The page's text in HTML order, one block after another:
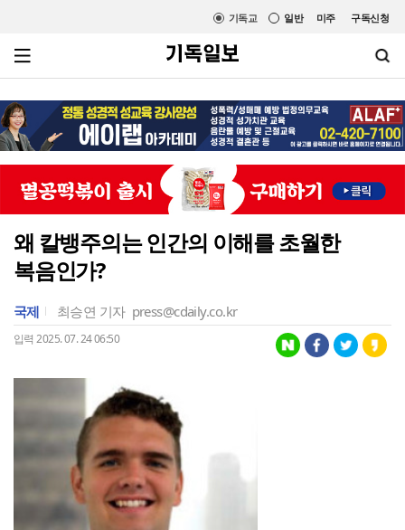
미주 구독신청
일반
기독교
왜 칼뱅주의는 인간의 이해를 초월한
복음인가?
국제 최승연 기자 press@cdaily.co.kr
입력 2025. 07. 24 06:50